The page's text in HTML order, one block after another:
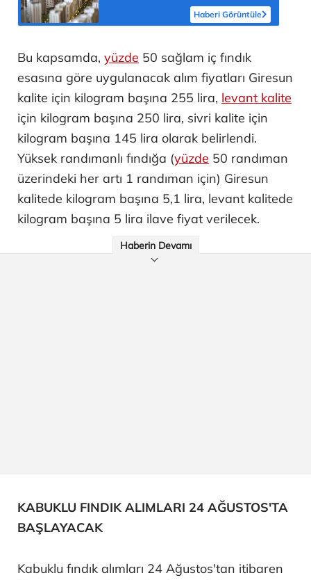
Haberi Görüntüle
Bu kapsamda, yüzde 50 sağlam iç fındık
esasına göre uygulanacak alım fiyatları Giresun
kalite için kilogram başına 255 lira, levant kalite
için kilogram başına 250 lira, sivri kalite için
kilogram başına 145 lira olarak belirlendi.
Yüksek randımanlı fındığa (yüzde 50 randıman
üzerindeki her artı 1 randıman için) Giresun
kalitede kilogram başına 5,1 lira, levant kalitede
kilogram başına 5 lira ilave fiyat verilecek.
Haberin Devamı
KABUKLU FINDIK ALIMLARI 24 AĞUSTOS'TA
BAŞLAYACAK
Kabuklu fındık alımları 24 Ağustos'tan itibaren